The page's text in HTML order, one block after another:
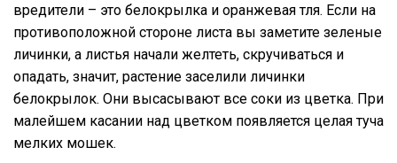
вредители – это белокрылка и оранжевая тля. Если на
противоположной стороне листа вы заметите зеленые
личинки, а листья начали желтеть, скручиваться и
опадать, значит, растение заселили личинки
белокрылок. Они высасывают все соки из цветка. При
малейшем касании над цветком появляется целая туча
мелких мошек.